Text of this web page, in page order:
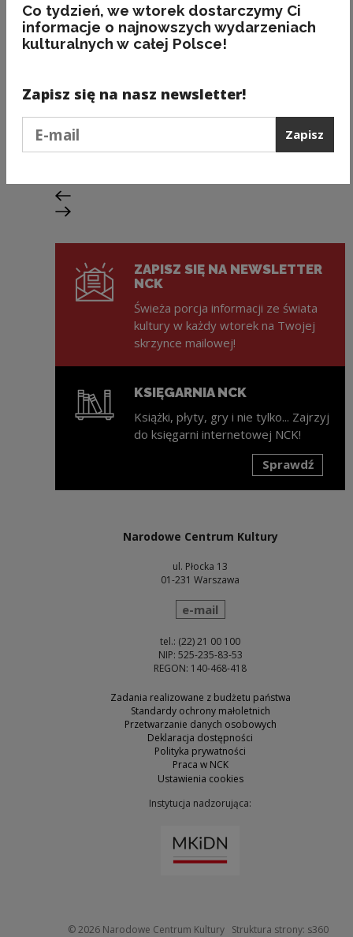
Stypendia
„Wystawa” Lizy Liankewicz
Poprzedni slajd
Następny slajd
ZAPISZ SIĘ NA NEWSLETTER
NCK
Świeża porcja informacji ze świata
kultury w każdy wtorek na Twojej
skrzynce mailowej!
KSIĘGARNIA NCK
Książki, płyty, gry i nie tylko... Zajrzyj
do księgarni internetowej NCK!
Sprawdź
Narodowe Centrum Kultury
ul. Płocka 13
01-231 Warszawa
wyślij wiadomość
e-mail
tel.: (22) 21 00 100
NIP: 525-235-83-53
REGON: 140-468-418
Zadania realizowane z budżetu państwa
Standardy ochrony małoletnich
Przetwarzanie danych osobowych
Deklaracja dostępności
Polityka prywatności
Praca w NCK
Ustawienia cookies
Instytucja nadzorująca:
© 2026 Narodowe Centrum KulturyStruktura strony: s360
Co tydzień, we wtorek dostarczymy Ci
informacje o najnowszych wydarzeniach
kulturalnych w całej Polsce!
Zapisz się na nasz newsletter!
Zapisz